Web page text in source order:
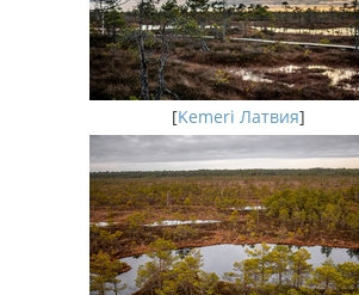
[Kemeri Латвия]